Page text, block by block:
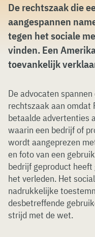
De rechtszaak die
aangespannen
tegen het sociale
vinden. Een
toevankelijk
De advocaten spannen
rechtszaak aan omdat
betaalde advertenties
waarin een bedrijf of
wordt aangeprezen
en foto van een
bedrijf geproduct heeft
het verleden. Het
nadrukkelijke
desbetreffende
strijd met de wet.